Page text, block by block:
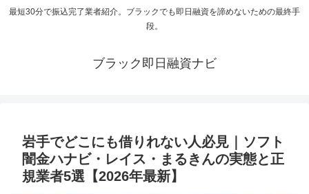
最短30分で振込完了業者紹介。ブラックでも即日融資を諦めないための最終手
段。
ブラック即日融資ナビ
岩手でどこにも借りれない人必見｜ソフト
闇金ハナビ・レイス・まるきんの実態と正
規業者5選【2026年最新】